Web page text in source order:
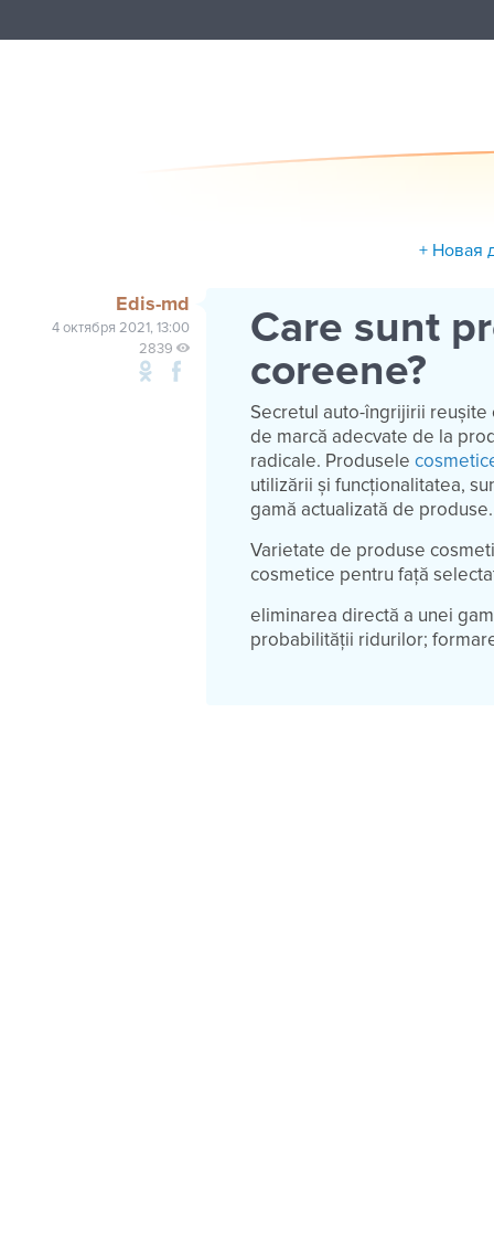
+ Новая
Edis-md
4 октября 2021, 13:00
2839
Care sunt
coreene?
Secretul auto-îngrijirii
de marcă adecvate de la
radicale. Produsele
utilizării și funcționalitatea,
gamă actualizată de produse.
Varietate de produse
cosmetice pentru față
eliminarea directă a unei
probabilității ridurilor;